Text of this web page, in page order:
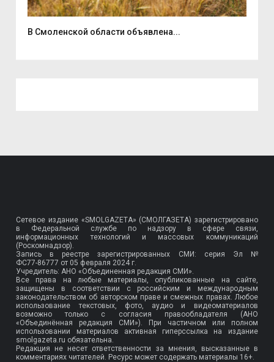
В Смоленской области объявлена...
Сетевое издание «SMOLGAZETA» (СМОЛГАЗЕТА) зарегистрировано
в Федеральной службе по надзору в сфере связи,
информационных технологий и массовых коммуникаций
(Роскомнадзор).
Запись в реестре зарегистрированных СМИ: серия Эл №
ФС77-86777 от 05 февраля 2024 г.
Учредитель: АНО «Объединенная редакция СМИ».
Все права на любые материалы, опубликованные на сайте,
защищены в соответствии с российским и международным
законодательством об авторском праве и смежных правах. Любое
использование текстовых, фото, аудио и видеоматериалов
возможно только с согласия правообладателя (АНО
«Объединённая редакция СМИ»). При частичном или полном
использовании материалов активная гиперссылка на издание
smolgazeta.ru обязательна.
Редакция не несет ответственности за мнения, высказанные в
комментариях читателей. Ресурс может содержать материалы 16+.